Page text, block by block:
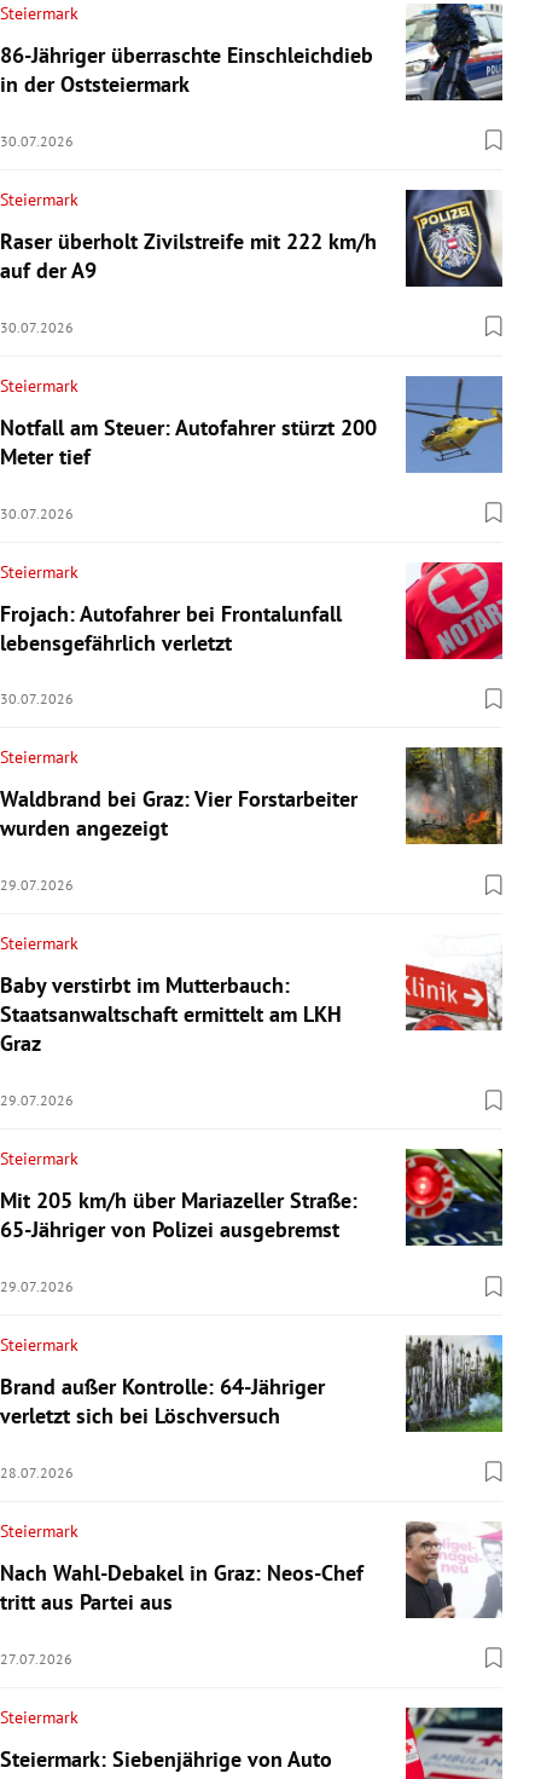
Steiermark
86-Jähriger überraschte Einschleichdieb
in der Oststeiermark
30.07.2026
Steiermark
Raser überholt Zivilstreife mit 222 km/h
auf der A9
30.07.2026
Steiermark
Notfall am Steuer: Autofahrer stürzt 200
Meter tief
30.07.2026
Steiermark
Frojach: Autofahrer bei Frontalunfall
lebensgefährlich verletzt
30.07.2026
Steiermark
Waldbrand bei Graz: Vier Forstarbeiter
wurden angezeigt
29.07.2026
Steiermark
Baby verstirbt im Mutterbauch:
Staatsanwaltschaft ermittelt am LKH
Graz
29.07.2026
Steiermark
Mit 205 km/h über Mariazeller Straße:
65-Jähriger von Polizei ausgebremst
29.07.2026
Steiermark
Brand außer Kontrolle: 64-Jähriger
verletzt sich bei Löschversuch
28.07.2026
Steiermark
Nach Wahl-Debakel in Graz: Neos-Chef
tritt aus Partei aus
27.07.2026
Steiermark
Steiermark: Siebenjährige von Auto